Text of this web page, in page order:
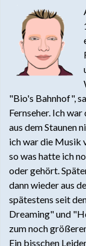
"Bio's Bahnhof",
Fernseher. Ich
aus dem Staunen
ich war die Musik
so was hatte ich
oder gehört.
dann wieder aus
spätestens seit
Dreaming" und
zum noch
Ein bisschen